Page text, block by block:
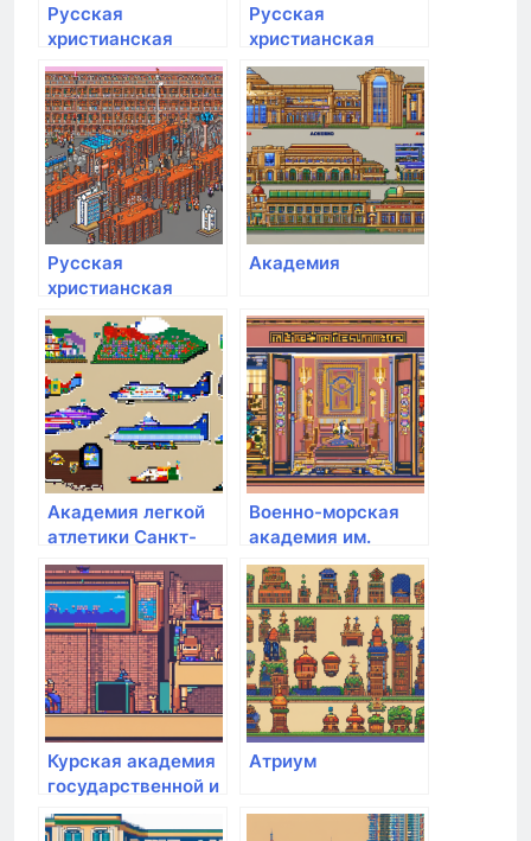
Русская
христианская
гуманитарная
академия им. Ф.М.
Достоевского
Русская
христианская
гуманитарная
академия им. Ф.М.
Достоевского
Русская
христианская
гуманитарная
академия им. Ф.М.
Достоевского
Академия
Академия легкой
атлетики Санкт-
Петербурга
Военно-морская
академия им.
адмирала флота
Советского Союза
Н.Г. Кузнецова
Курская академия
государственной и
муниципальной
службы
Атриум